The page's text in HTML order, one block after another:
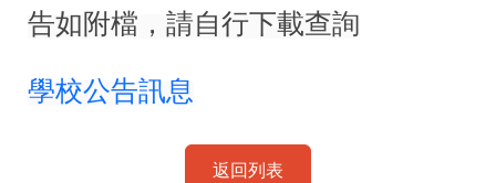
告如附檔，請自行下載查詢
學校公告訊息
返回列表